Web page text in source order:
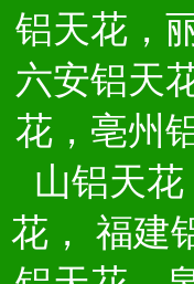
铝天花，
六安铝天
花，亳州
山铝天
花，
福建